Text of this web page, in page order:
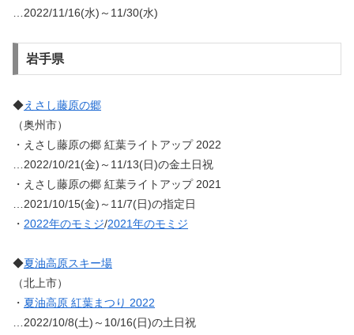
…2022/11/16(水)～11/30(水)
岩手県
◆えさし藤原の郷
（奥州市）
・えさし藤原の郷 紅葉ライトアップ 2022
…2022/10/21(金)～11/13(日)の金土日祝
・えさし藤原の郷 紅葉ライトアップ 2021
…2021/10/15(金)～11/7(日)の指定日
・ 2022年のモミジ/2021年のモミジ
◆夏油高原スキー場
（北上市）
・ 夏油高原 紅葉まつり 2022
…2022/10/8(土)～10/16(日)の土日祝